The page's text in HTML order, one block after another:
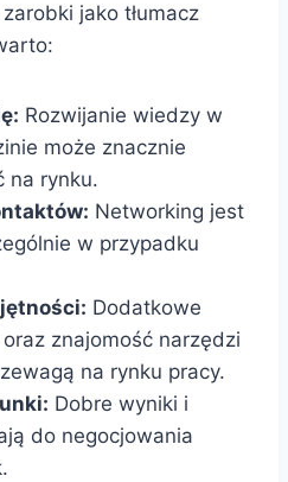
jako tłumacz
Rozwijanie wiedzy w
może znacznie
na rynku.
Networking jest
w przypadku
Dodatkowe
znajomość narzędzi
na rynku pracy.
Dobre wyniki i
do negocjowania